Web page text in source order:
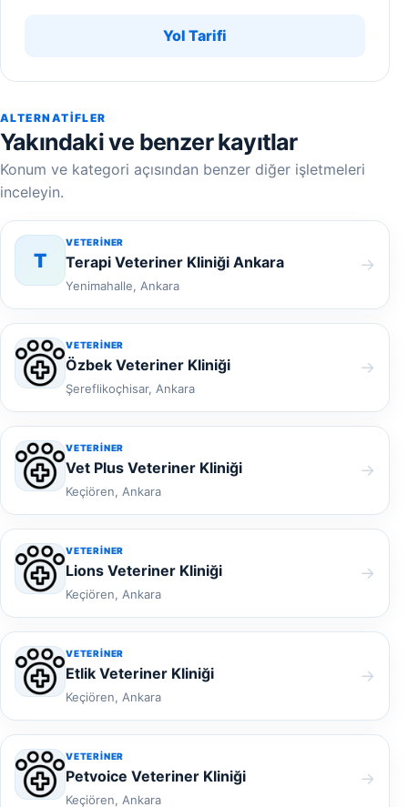
Yol Tarifi
ALTERNATIFLER
Yakındaki ve benzer kayıtlar
Konum ve kategori açısından benzer diğer işletmeleri
inceleyin.
T
VETERINER
Terapi Veteriner Kliniği Ankara
Yenimahalle, Ankara
→
VETERINER
Özbek Veteriner Kliniği
Şereflikoçhisar, Ankara
→
VETERINER
Vet Plus Veteriner Kliniği
Keçiören, Ankara
→
VETERINER
Lions Veteriner Kliniği
Keçiören, Ankara
→
VETERINER
Etlik Veteriner Kliniği
Keçiören, Ankara
→
VETERINER
Petvoice Veteriner Kliniği
Keçiören, Ankara
→